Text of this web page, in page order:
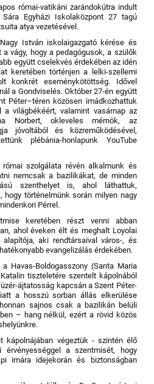
római-vatikáni zarándokútra indult
Egyházi Iskolaközpont 27 tagú
atya vezetésével.
István iskolaigazgató kérése és
vágy, hogy a pedagógusok, a szülők
együtt cselekvés érdekében az idén
keretében történjen a lelki-szellemi
konkrét eseménykötöttség. Idővel
a Gondviselés. Október 27-én együtt
Péter–téren közösen imádkozhattuk
a világbékéért, valamint vasárnap az
Norbert, okleveles mérnök, az
jóvoltából és közreműködésével,
plébánia-honlapunk YouTube
szolgálata révén alkalmunk és
nemcsak a bazilikákat, de minden
szenthelyet is, ahol láthattuk,
hogy történelmünk során milyen nagy
Pérrel.
keretében részt venni abban
ahol éveken élt és meghalt Loyolai
aki rendtársaival város-, és
evangelizálás érdekében.
Havas-Boldogasszony (Santa Maria
tiszteletére szentelt kápolnából
ájtatosság kapcsán a Szent Péter-
a hosszú sorban állás elkerülése
sajnos csak a bazilikán belüli
– hang nélkül, ezért a rövid közös
kápolnájában végeztük - szintén élő
érvényességgel a szentmisét, hogy
imára idejekorán és biztonságban